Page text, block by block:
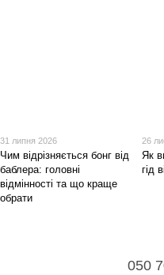
31 липня 2026
Чим відрізняється бонг від
баблера: головні
відмінності та що краще
обрати
26
Як
гід
050